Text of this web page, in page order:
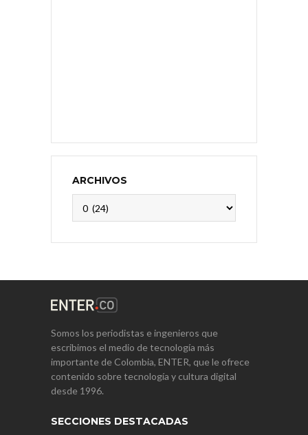
ARCHIVOS
Somos los periodistas e ingenieros que
escribimos el medio de tecnología más
importante de Colombia, ENTER, que le ofrece
contenido sobre tecnología y cultura digital
desde 1996.
SECCIONES DESTACADAS